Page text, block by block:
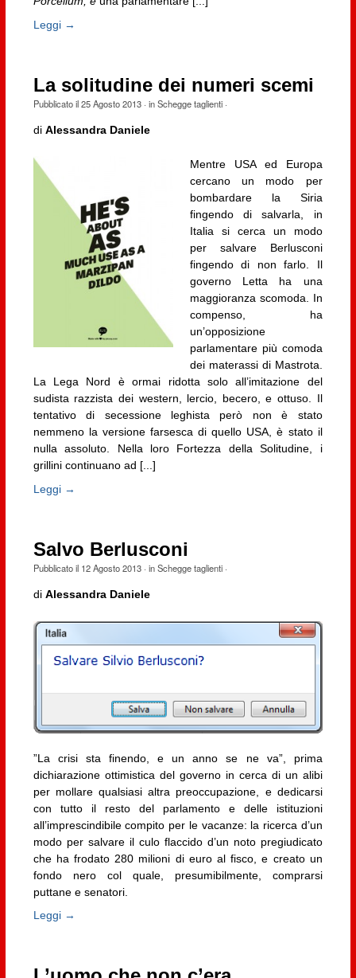
Leggi →
La solitudine dei numeri scemi
Pubblicato il25 Agosto 2013· inSchegge taglienti·
di Alessandra Daniele
Mentre USA ed Europa
cercano un modo per
bombardare la Siria
fingendo di salvarla, in
Italia si cerca un modo
per salvare Berlusconi
fingendo di non farlo. Il
governo Letta ha una
maggioranza scomoda. In
compenso, ha
un’opposizione
parlamentare più comoda
dei materassi di Mastrota.
La Lega Nord è ormai ridotta solo all’imitazione del
sudista razzista dei western, lercio, becero, e ottuso. Il
tentativo di secessione leghista però non è stato
nemmeno la versione farsesca di quello USA, è stato il
nulla assoluto. Nella loro Fortezza della Solitudine, i
grillini continuano ad [...]
Leggi →
Salvo Berlusconi
Pubblicato il 12 Agosto 2013· inSchegge taglienti·
di Alessandra Daniele
”La crisi sta finendo, e un anno se ne va”, prima
dichiarazione ottimistica del governo in cerca di un alibi
per mollare qualsiasi altra preoccupazione, e dedicarsi
con tutto il resto del parlamento e delle istituzioni
all’imprescindibile compito per le vacanze: la ricerca d’un
modo per salvare il culo flaccido d’un noto pregiudicato
che ha frodato 280 milioni di euro al fisco, e creato un
fondo nero col quale, presumibilmente, comprarsi
puttane e senatori.
Leggi →